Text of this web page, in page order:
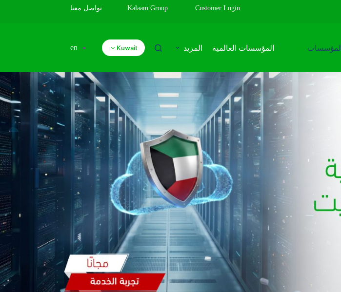
Kalaam Group Customer Login تواصل معنا
المؤسسات المؤسسات العالمية المزيد Kuwait
en